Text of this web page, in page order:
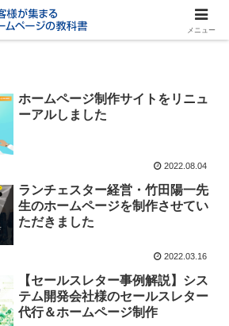
ホームページ制作サイトをリニュ
ーアルしました
2022.08.04
ランチェスター経営・竹田陽一先
生のホームページを制作させてい
ただきました
2022.03.16
【セールスレター事例解説】シス
テム開発会社様のセールスレター
代行＆ホームページ制作
メニュー